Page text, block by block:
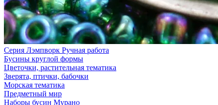
Серия Лэмпворк Ручная работа
Бусины круглой формы
Цветочки, растительная тематика
Зверята, птички, бабочки
Морская тематика
Предметный мир
Наборы бусин Мурано